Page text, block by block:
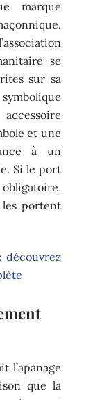
marque
se
sur sa
et une
à un
Si le port
les portent
découvrez
l’apanage
que la